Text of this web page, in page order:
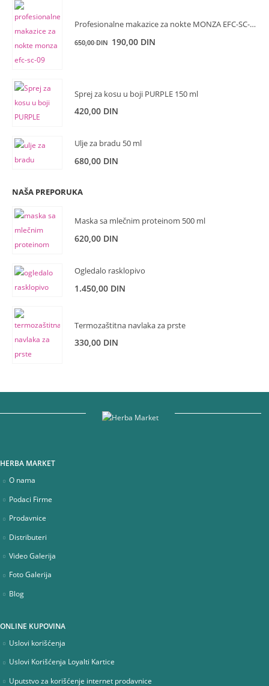
Profesionalne makazice za nokte MONZA EFC-SC-09 9.5cm
650,00DIN Originalna
650,00 DIN.
190,00 DIN
Sprej za kosu u boji PURPLE 150 ml
420,00 DIN
Ulje za bradu 50 ml
680,00 DIN
NAŠA PREPORUKA
Maska sa mlečnim proteinom 500 ml
620,00 DIN
Ogledalo rasklopivo
1.450,00 DIN
Termozaštitna navlaka za prste
330,00 DIN
HERBA MARKET
O nama
Podaci Firme
Prodavnice
Distributeri
Video Galerija
Foto Galerija
Blog
ONLINE KUPOVINA
Uslovi korišćenja
Uslovi Korišćenja Loyalti Kartice
Uputstvo za korišćenje internet prodavnice